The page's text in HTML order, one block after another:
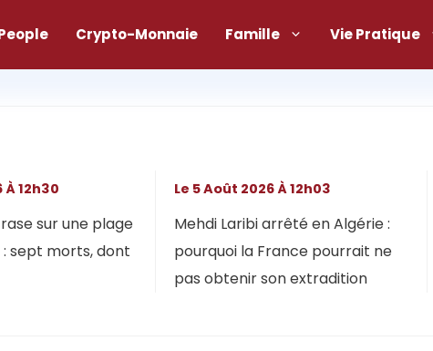
Crypto-Monnaie Famille Vie Pratique
sur une plage
sept morts, dont
À 12h30
Mehdi Laribi arrêté en Algérie :
pourquoi la France pourrait ne
pas obtenir son extradition
Le 5 Août 2026 À 12h03